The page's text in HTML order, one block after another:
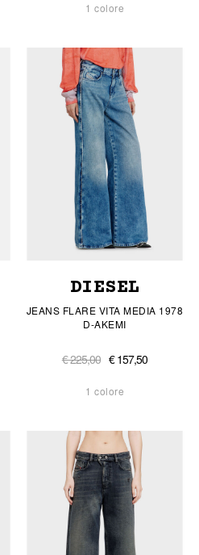
1 colore
DIESEL
JEANS FLARE VITA MEDIA 1978
D-AKEMI
€ 225,00 € 157,50
1 colore